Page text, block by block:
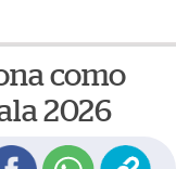
como
2026